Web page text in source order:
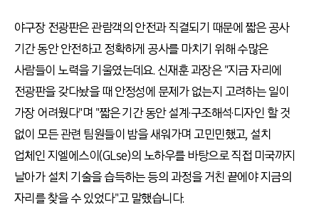
야구장 전광판은 관람객의 안전과 직결되기 때문에 짧은 공사
기간 동안 안전하고 정확하게 공사를 마치기 위해 수많은
사람들이 노력을 기울였는데요. 신재훈 과장은 "지금 자리에
전광판을 갖다놨을 때 안정성에 문제가 없는지 고려하는 일이
가장 어려웠다"며 "짧은 기간 동안 설계·구조해석·디자인 할 것
없이 모든 관련 팀원들이 밤을 새워가며 고민민했고, 설치
업체인 지엘에스이(GLse)의 노하우를 바탕으로 직접 미국까지
날아가 설치 기술을 습득하는 등의 과정을 거친 끝에야 지금의
자리를 찾을 수 있었다"고 말했습니다.